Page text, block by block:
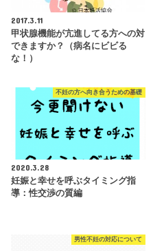
2017.3.11
甲状腺機能が亢進してる方への対
できますか？（病名にビビる
な！）
不妊の方へ向き合うための基礎
2020.3.28
妊娠と幸せを呼ぶタイミング指
導：性交渉の質編
男性不妊の対応について